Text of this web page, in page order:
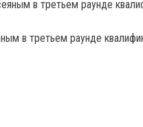
в третьем раунде